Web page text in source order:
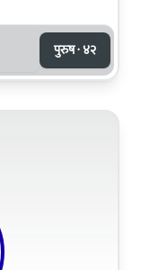
पुरुष · ४२